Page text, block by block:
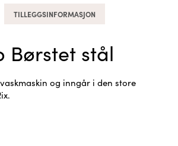
TILLEGGSINFORMASJON
Børstet stål
og inngår i den store